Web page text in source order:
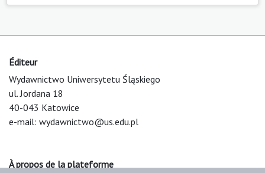
Éditeur
Wydawnictwo Uniwersytetu Śląskiego
ul. Jordana 18
40-043 Katowice
e-mail: wydawnictwo@us.edu.pl
À propos de la plateforme